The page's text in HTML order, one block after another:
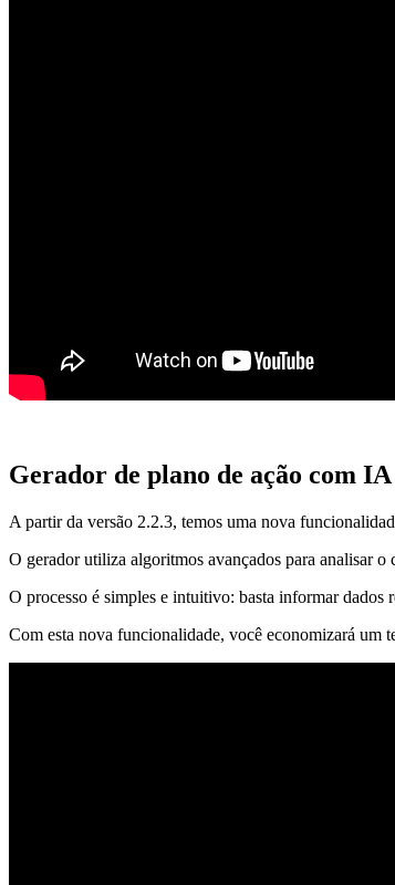
Gerador de plano de ação com IA
A partir da versão 2.2.3, temos uma nova
O gerador utiliza algoritmos avançados para analisar
O processo é simples e intuitivo: basta informar dados
Com esta nova funcionalidade, você economizará um